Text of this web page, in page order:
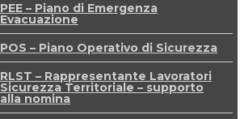
PEE – Piano di Emergenza
Evacuazione
POS – Piano Operativo di Sicurezza
RLST – Rappresentante Lavoratori
Sicurezza Territoriale – supporto
alla nomina